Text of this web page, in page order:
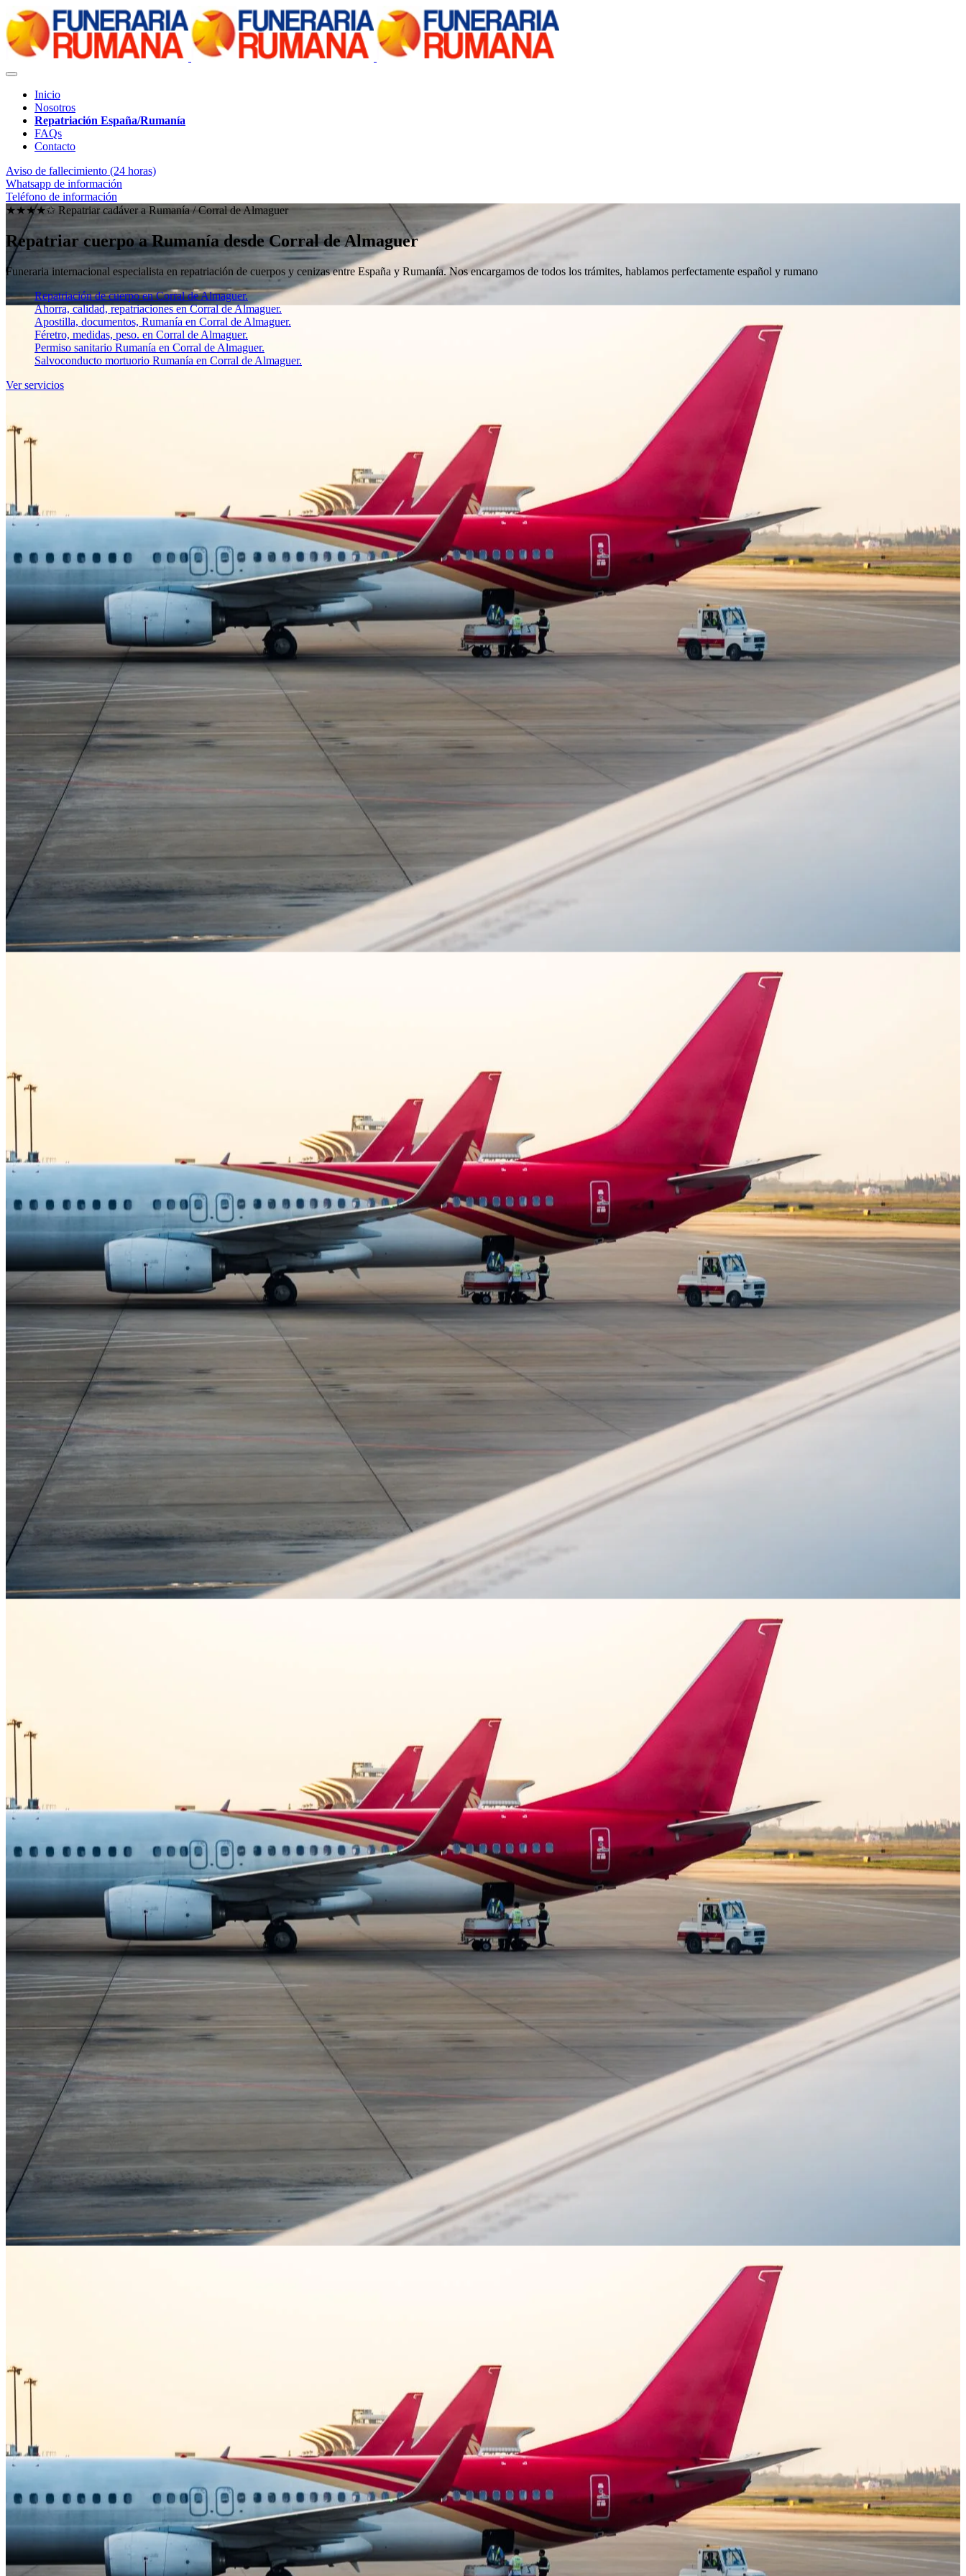
Inicio
Nosotros
Repatriación España/Rumanía
FAQs
Contacto
Aviso de fallecimiento (24 horas)
Whatsapp de información
Teléfono de información
★★★★✩ Repatriar cadáver a Rumanía /Corral de Almaguer
Repatriar cuerpo a Rumanía desde Corral de Almaguer
Funeraria internacional especialista en repatriación de cuerpos y cenizas entre España y Rumanía. Nos encargamos de todos los trámites, hablamos perfectamente español y rumano
Repatriación de cuerpo en Corral de Almaguer.
Ahorra, calidad, repatriaciones en Corral de Almaguer.
Apostilla, documentos, Rumanía en Corral de Almaguer.
Féretro, medidas, peso. en Corral de Almaguer.
Permiso sanitario Rumanía en Corral de Almaguer.
Salvoconducto mortuorio Rumanía en Corral de Almaguer.
Ver servicios